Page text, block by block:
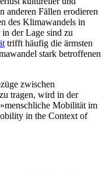
anderen Fällen ero­dieren
des Klimawandels in
der Lage sind zu
trifft häufig die ärmsten
stark betroffenen
zwischen
tragen, wird in der
Mobilität im
in the Context of